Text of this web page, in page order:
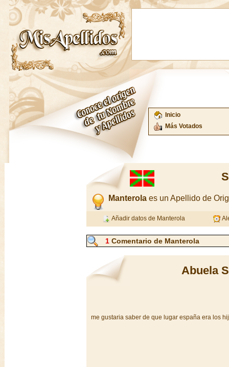
Inicio
Más Votados
Manterola es un Apellido de
Añadir datos de Manterola
1 Comentario de Manterola
Abuela
me gustaria saber de que lugar españa era los